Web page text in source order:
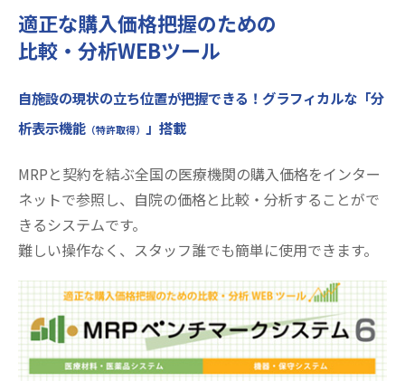
適正な購入価格把握のための
比較・分析WEBツール
自施設の現状の立ち位置が把握できる！グラフィカルな「分
析表示機能 （特許取得） 」搭載
MRPと契約を結ぶ全国の医療機関の購入価格をインター
ネットで参照し、自院の価格と比較・分析することがで
きるシステムです。
難しい操作なく、スタッフ誰でも簡単に使用できます。